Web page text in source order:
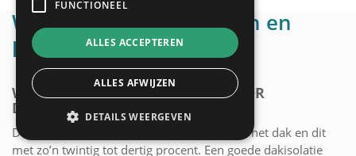
Wettelijke verplichtingen en
premies
WETTELIJKE VERPLICHTINGEN VOOR
DAKISOLATIE
De meeste warmte van je huis ontsnapt via het dak en dit
met zo’n twintig tot dertig procent. Een goede dakisolatie
FUNCTIONEEL
ALLES ACCEPTEREN
ALLES AFWIJZEN
DETAILS WEERGEVEN